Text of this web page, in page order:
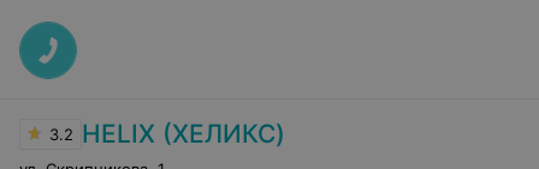
3.2 HELIX (ХЕЛИКС)